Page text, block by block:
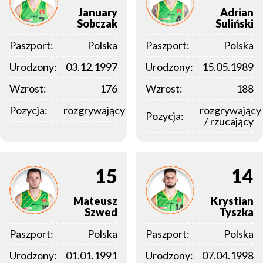
January
Sobczak
Paszport:
Polska
Urodzony:
03.12.1997
Wzrost:
176
Pozycja:
rozgrywający
Adrian
Suliński
Paszport:
Polska
Urodzony:
15.05.1989
Wzrost:
188
Pozycja:
rozgrywający
/ rzucający
15
Mateusz
Szwed
Paszport:
Polska
Urodzony:
01.01.1991
14
Krystian
Tyszka
Paszport:
Polska
Urodzony:
07.04.1998